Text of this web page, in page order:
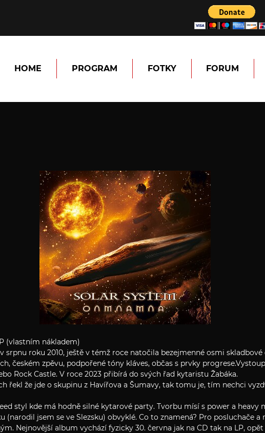
HOME PROGRAM FOTKY FORUM
(vlastním nákladem)
srpnu roku 2010, ještě v témž roce natočila bezejmenné osmi
českém zpěvu, podpořené tóny kláves, občas s prvky
Rock Castle. V roce 2023 přibírá do svých řad kytaristu Žabáka.
řekl že jde o skupinu z Havířova a Šumavy, tak tomu je, tím nechci
styl kde má hodně silné kytarové party. Tvorbu mísí s power a heavy
(narodil jsem se ve Slezsku) obvyklé. Co to znamená? Pro posluchače
Nejnovější album vychází fyzicky 30. června jak na CD tak na LP,